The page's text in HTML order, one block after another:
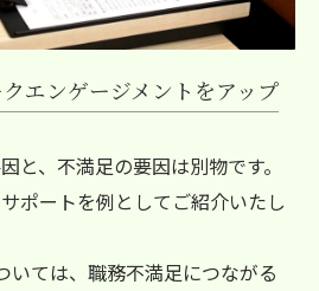
エンゲージメントをアップ
と、不満足の要因は別物です。
ポートを例としてご紹介いたし
いては、職務不満足につながる